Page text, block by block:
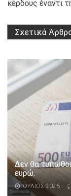
κέρδους έναντι
Σχετικά
Δεν θα
ευρώ.
ΙΟΥΛΙΟΣ 2026